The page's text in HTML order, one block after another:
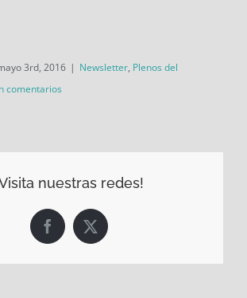
3rd, 2016 | Newsletter, Plenos del
comentarios
nuestras redes!
Facebook
X